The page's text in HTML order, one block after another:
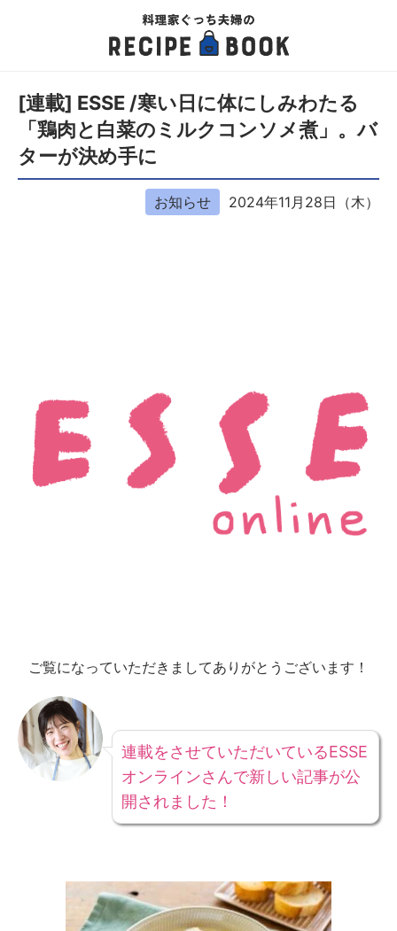
[連載] ESSE /寒い日に体にしみわたる
「鶏肉と白菜のミルクコンソメ煮」。バ
ターが決め手に
お知らせ 2024年11月28日（木）
ご覧になっていただきましてありがとうございます！
連載をさせていただいているESSE
オンラインさんで新しい記事が公
開されました！